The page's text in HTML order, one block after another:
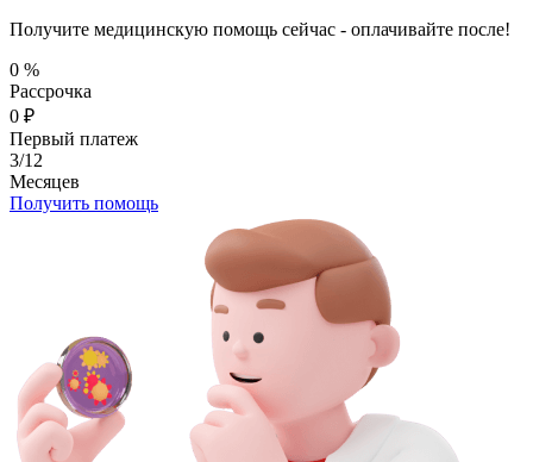
Получите медицинскую помощь сейчас - оплачивайте после!
0 %
Рассрочка
0 ₽
Первый платеж
3/12
Месяцев
Получить помощь